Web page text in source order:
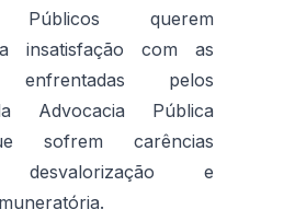
Públicos querem
insatisfação com as
enfrentadas pelos
Advocacia Pública
sofrem carências
desvalorização e